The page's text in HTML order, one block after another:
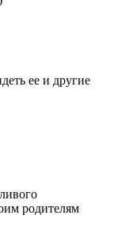
ее и другие
родителям